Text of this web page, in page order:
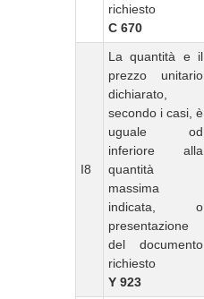
richiesto
C 670
I8
La quantità e il
prezzo unitario
dichiarato,
secondo i casi, è
uguale od
inferiore alla
quantità
massima
indicata, o
presentazione
del documento
richiesto
Y 923